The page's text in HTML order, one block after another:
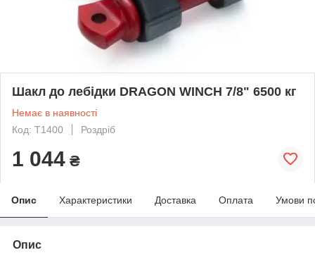
Шакл до лебідки DRAGON WINCH 7/8" 6500 кг
Немає в наявності
Код: T1400
Роздріб
1 044 ₴
Опис Характеристики Доставка Оплата Умови
Опис